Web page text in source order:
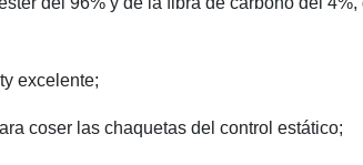
excelente;
coser las chaquetas del control estático;